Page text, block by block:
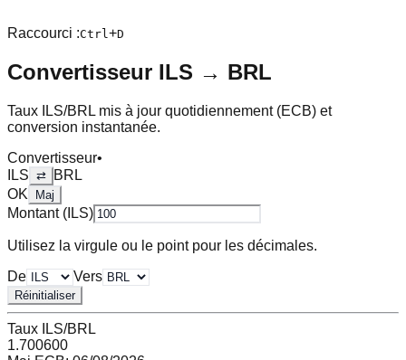
Raccourci :Ctrl+D
Convertisseur ILS → BRL
Taux ILS/BRL mis à jour quotidiennement (ECB) et
conversion instantanée.
Convertisseur•
ILS ⇄
BRL
OK
Maj
Montant ( ILS)
Utilisez la virgule ou le point pour les décimales.
De
Vers
Réinitialiser
Taux ILS/BRL
1.700600